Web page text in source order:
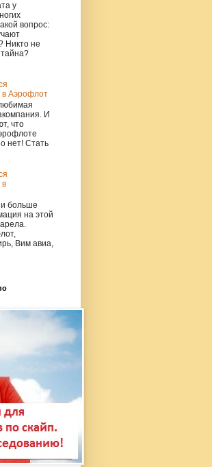
у
вопрос:
Никто не
в Аэрофлот
И
что
нет! Стать
в
больше
на этой
Вим авиа,